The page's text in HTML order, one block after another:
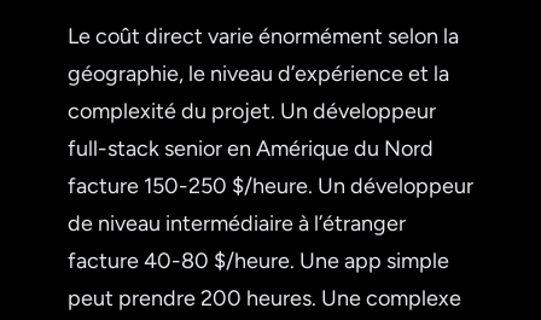
Le coût direct varie énormément selon la
géographie, le niveau d’expérience et la
complexité du projet. Un développeur
full-stack senior en Amérique du Nord
facture 150-250 $/heure. Un développeur
de niveau intermédiaire à l’étranger
facture 40-80 $/heure. Une app simple
peut prendre 200 heures. Une complexe